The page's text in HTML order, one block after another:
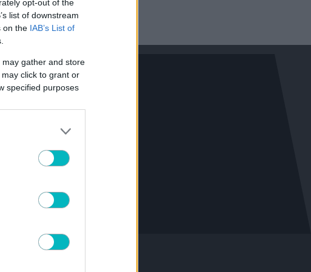
opt-out of the
list of downstream
on the IAB’s List of
gather and store
click to grant or
specified purposes